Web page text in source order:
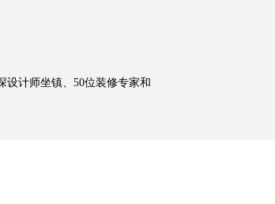
设计师坐镇、50位装修专家和